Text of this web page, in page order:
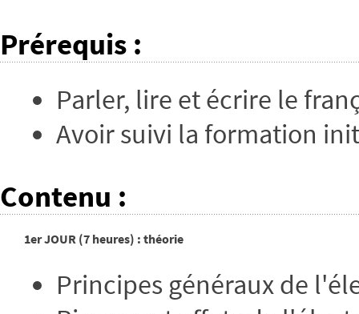
Prérequis :
Parler, lire et écrire le
Avoir suivi la formation
Contenu :
1er JOUR (7 heures) : théorie
Principes généraux de